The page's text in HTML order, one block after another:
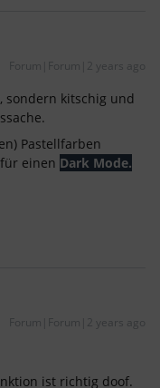
Forum|Forum|2 years ago
sondern kitschig und
Pastellfarben
einen Dark Mode.
Forum|Forum|2 years ago
ist richtig doof.